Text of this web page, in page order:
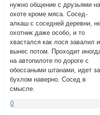
нужно общение с друзьями
охоте кроме мяса. Сосед-
алкаш с соседней деревни,
охотник даже особо, и то
хвастался как лося завалил и
вынес потом. Проходит
на автопилоте по дороге с
обоссаными штанами, идет за
бухлом наверно. Сосед в
смысле.
0